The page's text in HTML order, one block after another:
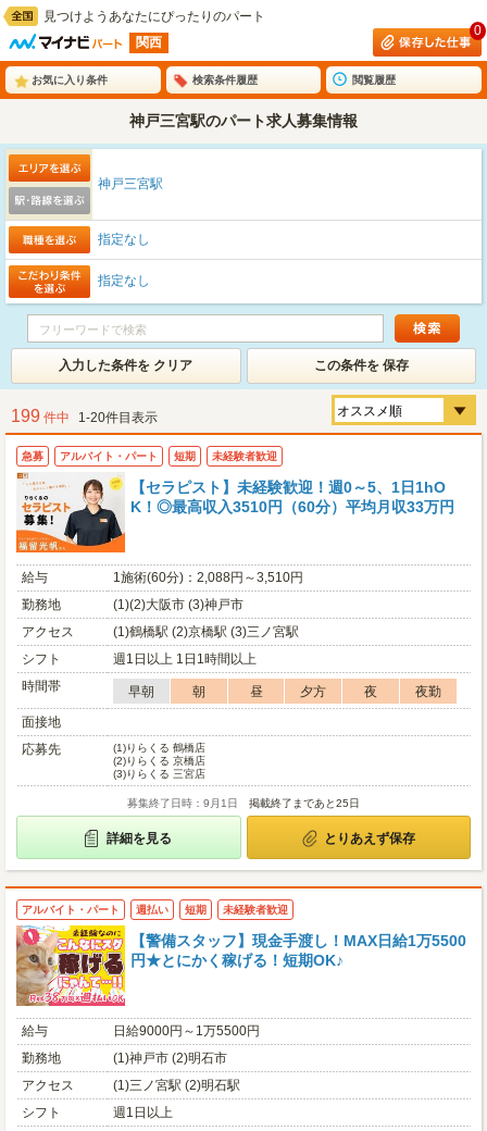
見つけようあなたにぴったりのパート
関西
0
お気に入り条件 検索条件履歴 閲覧履歴
神戸三宮駅のパート求人募集情報
神戸三宮駅
指定なし
指定なし
入力した条件を クリア この条件を 保存
199 件中 1-20件目表示
急募 アルバイト・パート 短期 未経験者歓迎
【セラピスト】未経験歓迎！週0～5、1日1hO
K！◎最高収入3510円（60分）平均月収33万円
給与
1施術(60分)：2,088円～3,510円
勤務地
(1)(2)大阪市 (3)神戸市
アクセス
(1)鶴橋駅 (2)京橋駅 (3)三ノ宮駅
シフト
週1日以上 1日1時間以上
時間帯
早朝 朝 昼 夕方 夜
夜勤
面接地
応募先
(1)りらくる 鶴橋店
(2)りらくる 京橋店
(3)りらくる 三宮店
募集終了日時：9月1日 掲載終了まであと25日
詳細を見る とりあえず保存
アルバイト・パート 週払い 短期 未経験者歓迎
【警備スタッフ】現金手渡し！MAX日給1万5500
円★とにかく稼げる！短期OK♪
給与
日給9000円～1万5500円
勤務地
(1)神戸市 (2)明石市
アクセス
(1)三ノ宮駅 (2)明石駅
シフト
週1日以上